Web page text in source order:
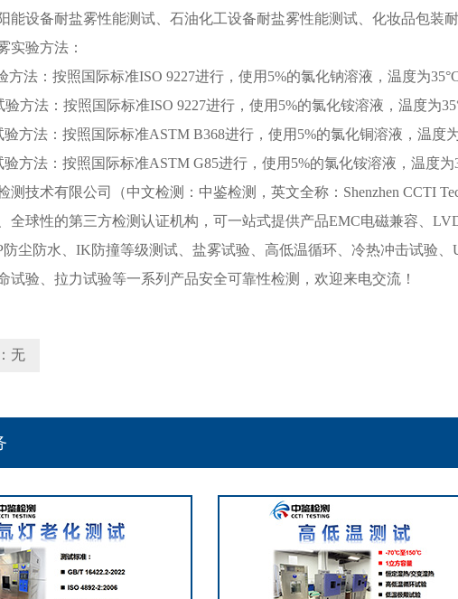
能设备耐盐雾性能测试、石油化工设备耐盐雾性能测试、化妆品包装
实验方法：
方法：按照国际标准ISO 9227进行，使用5%的氯化钠溶液，温度为
验方法：按照国际标准ISO 9227进行，使用5%的氯化铵溶液，温度为
验方法：按照国际标准ASTM B368进行，使用5%的氯化铜溶液，温度
验方法：按照国际标准ASTM G85进行，使用5%的氯化铵溶液，温度为
测技术有限公司（中文检测：中鉴检测，英文全称：Shenzhen CCTI
全球性的第三方检测认证机构，可一站式提供产品EMC电磁兼容、
防尘防水、IK防撞等级测试、盐雾试验、高低温循环、冷热冲击试验
试验、拉力试验等一系列产品安全可靠性检测，欢迎来电交流！
无